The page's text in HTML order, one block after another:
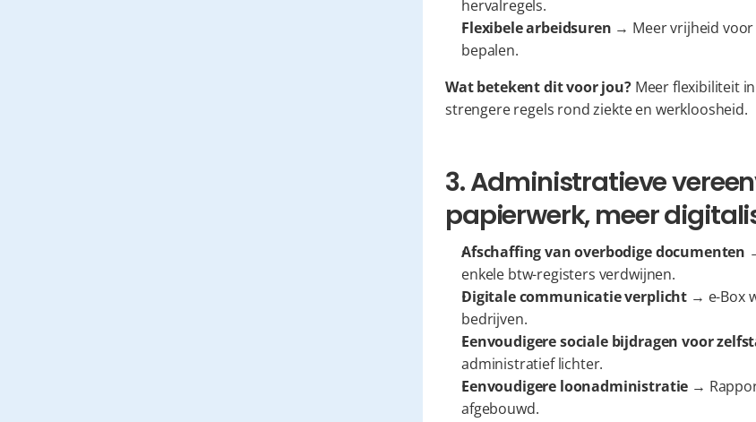
hervalregels.
Flexibele arbeidsuren → Meer vrijheid
bepalen.
Wat betekent dit voor jou? Meer flexibiliteit
strengere regels rond ziekte en werkloosheid.
3. Administratieve
papierwerk, meer
Afschaffing van overbodige documenten
enkele btw-registers verdwijnen.
Digitale communicatie verplicht → e-Box
bedrijven.
Eenvoudigere sociale bijdragen voor
administratief lichter.
Eenvoudigere loonadministratie →
afgebouwd.